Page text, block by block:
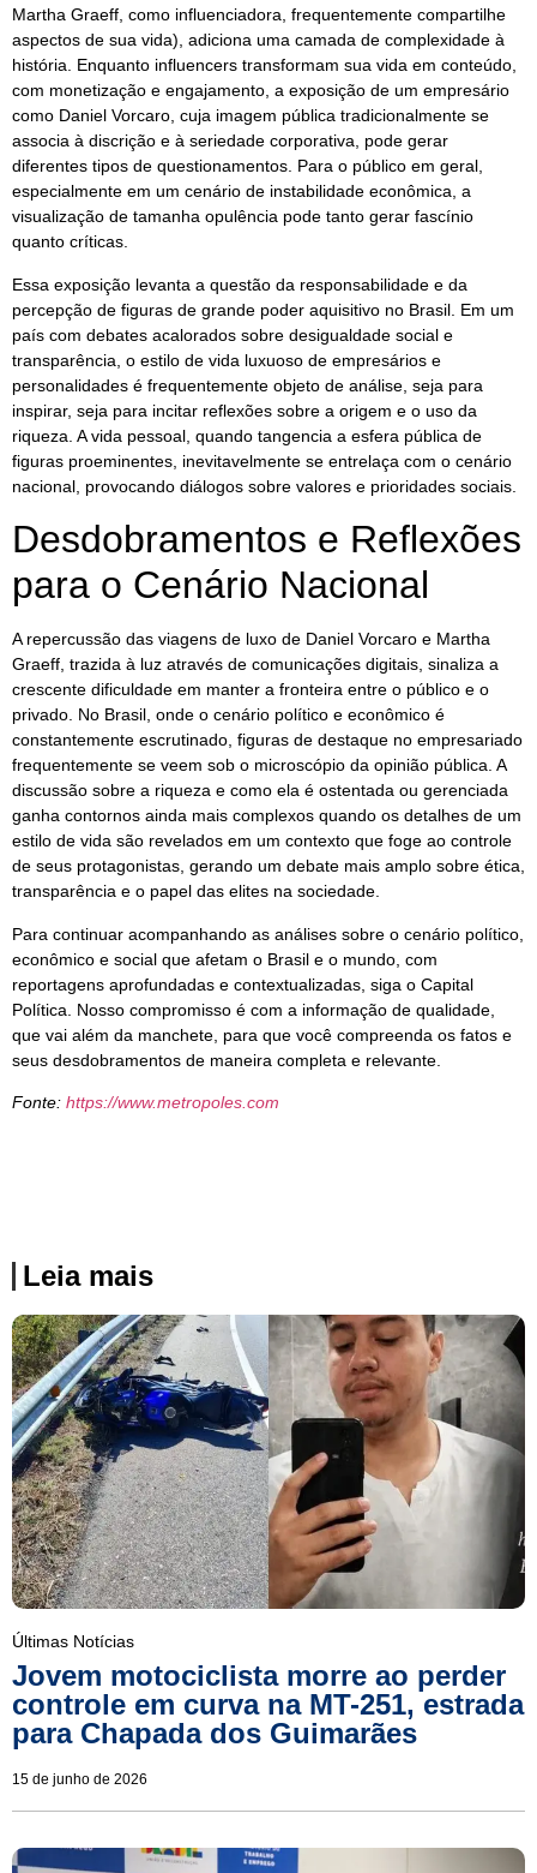
Martha Graeff, como influenciadora, frequentemente compartilhe
aspectos de sua vida), adiciona uma camada de complexidade à
história. Enquanto influencers transformam sua vida em conteúdo,
com monetização e engajamento, a exposição de um empresário
como Daniel Vorcaro, cuja imagem pública tradicionalmente se
associa à discrição e à seriedade corporativa, pode gerar
diferentes tipos de questionamentos. Para o público em geral,
especialmente em um cenário de instabilidade econômica, a
visualização de tamanha opulência pode tanto gerar fascínio
quanto críticas.
Essa exposição levanta a questão da responsabilidade e da
percepção de figuras de grande poder aquisitivo no Brasil. Em um
país com debates acalorados sobre desigualdade social e
transparência, o estilo de vida luxuoso de empresários e
personalidades é frequentemente objeto de análise, seja para
inspirar, seja para incitar reflexões sobre a origem e o uso da
riqueza. A vida pessoal, quando tangencia a esfera pública de
figuras proeminentes, inevitavelmente se entrelaça com o cenário
nacional, provocando diálogos sobre valores e prioridades sociais.
Desdobramentos e Reflexões
para o Cenário Nacional
A repercussão das viagens de luxo de Daniel Vorcaro e Martha
Graeff, trazida à luz através de comunicações digitais, sinaliza a
crescente dificuldade em manter a fronteira entre o público e o
privado. No Brasil, onde o cenário político e econômico é
constantemente escrutinado, figuras de destaque no empresariado
frequentemente se veem sob o microscópio da opinião pública. A
discussão sobre a riqueza e como ela é ostentada ou gerenciada
ganha contornos ainda mais complexos quando os detalhes de um
estilo de vida são revelados em um contexto que foge ao controle
de seus protagonistas, gerando um debate mais amplo sobre ética,
transparência e o papel das elites na sociedade.
Para continuar acompanhando as análises sobre o cenário político,
econômico e social que afetam o Brasil e o mundo, com
reportagens aprofundadas e contextualizadas, siga o Capital
Política. Nosso compromisso é com a informação de qualidade,
que vai além da manchete, para que você compreenda os fatos e
seus desdobramentos de maneira completa e relevante.
Fonte: https://www.metropoles.com
Leia mais
Últimas Notícias
Jovem motociclista morre ao perder
controle em curva na MT-251, estrada
para Chapada dos Guimarães
15 de junho de 2026